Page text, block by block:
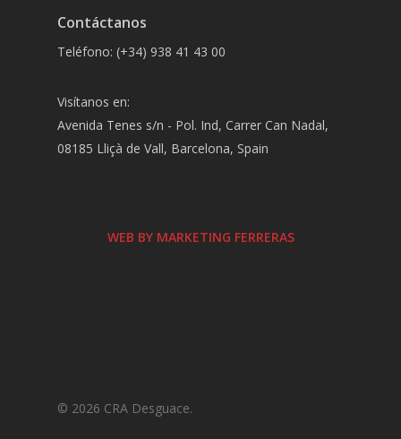
Contáctanos
Teléfono: (+34) 938 41 43 00
Visítanos en:
Avenida Tenes s/n - Pol. Ind, Carrer Can Nadal,
08185 Lliçà de Vall, Barcelona, Spain
WEB BY MARKETING FERRERAS
© 2026 CRA Desguace.